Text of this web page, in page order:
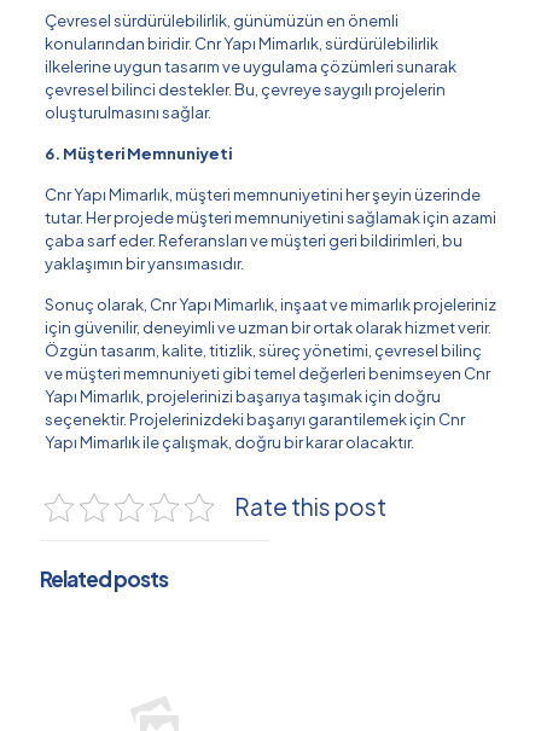
Çevresel sürdürülebilirlik, günümüzün en önemli
konularından biridir. Cnr Yapı Mimarlık, sürdürülebilirlik
ilkelerine uygun tasarım ve uygulama çözümleri sunarak
çevresel bilinci destekler. Bu, çevreye saygılı projelerin
oluşturulmasını sağlar.
6. Müşteri Memnuniyeti
Cnr Yapı Mimarlık, müşteri memnuniyetini her şeyin üzerinde
tutar. Her projede müşteri memnuniyetini sağlamak için azami
çaba sarf eder. Referansları ve müşteri geri bildirimleri, bu
yaklaşımın bir yansımasıdır.
Sonuç olarak, Cnr Yapı Mimarlık, inşaat ve mimarlık projeleriniz
için güvenilir, deneyimli ve uzman bir ortak olarak hizmet verir.
Özgün tasarım, kalite, titizlik, süreç yönetimi, çevresel bilinç
ve müşteri memnuniyeti gibi temel değerleri benimseyen Cnr
Yapı Mimarlık, projelerinizi başarıya taşımak için doğru
seçenektir. Projelerinizdeki başarıyı garantilemek için Cnr
Yapı Mimarlık ile çalışmak, doğru bir karar olacaktır.
Rate this post
Related posts